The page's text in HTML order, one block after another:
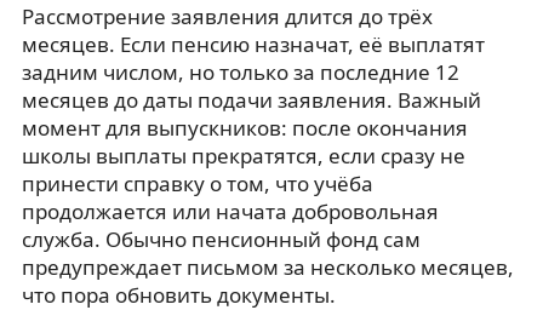
Рассмотрение заявления длится до трёх
месяцев. Если пенсию назначат, её выплатят
задним числом, но только за последние 12
месяцев до даты подачи заявления. Важный
момент для выпускников: после окончания
школы выплаты прекратятся, если сразу не
принести справку о том, что учёба
продолжается или начата добровольная
служба. Обычно пенсионный фонд сам
предупреждает письмом за несколько месяцев,
что пора обновить документы.